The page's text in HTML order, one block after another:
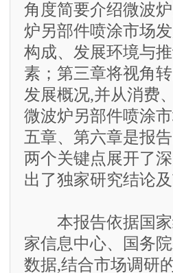
角度简要介绍微波
炉另部件喷涂市场
构成、发展环境与
素；第三章将视角
发展概况,并从消费
微波炉另部件喷涂
五章、第六章是报
两个关键点展开了
出了独家研究结论
本报告依据国家
家信息中心、国务
数据,结合市场调研